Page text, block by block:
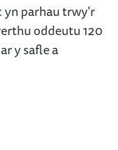
yn parhau trwy'r
oddeutu 120
y safle a